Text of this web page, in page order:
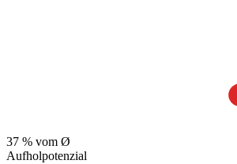
37 % vom Ø
Aufholpotenzial